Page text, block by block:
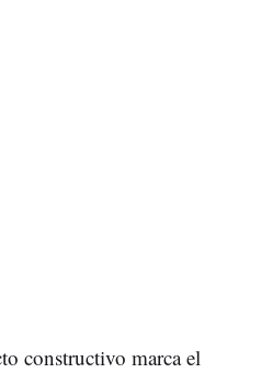
constructivo marca el